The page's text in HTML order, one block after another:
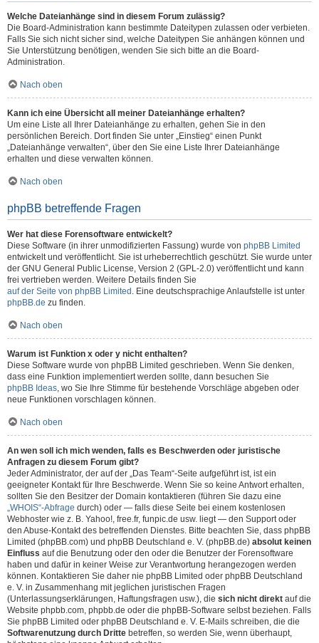
Welche Dateianhänge sind in diesem Forum zulässig?
Die Board-Administration kann bestimmte Dateitypen zulassen oder verbieten.
Falls Sie sich nicht sicher sind, welche Dateitypen Sie anhängen können und
Sie Unterstützung benötigen, wenden Sie sich bitte an die Board-
Administration.
Nach oben
Kann ich eine Übersicht all meiner Dateianhänge erhalten?
Um eine Liste all Ihrer Dateianhänge zu erhalten, gehen Sie in den
persönlichen Bereich. Dort finden Sie unter „Einstieg“ einen Punkt
„Dateianhänge verwalten“, über den Sie eine Liste Ihrer Dateianhänge
erhalten und diese verwalten können.
Nach oben
phpBB betreffende Fragen
Wer hat diese Forensoftware entwickelt?
Diese Software (in ihrer unmodifizierten Fassung) wurde von phpBB Limited
entwickelt und veröffentlicht. Sie ist urheberrechtlich geschützt. Sie wurde unter
der GNU General Public License, Version 2 (GPL-2.0) veröffentlicht und kann
frei vertrieben werden. Weitere Details finden Sie
auf der Seite von phpBB Limited . Eine deutschsprachige Anlaufstelle ist unter
phpBB.de zu finden.
Nach oben
Warum ist Funktion x oder y nicht enthalten?
Diese Software wurde von phpBB Limited geschrieben. Wenn Sie denken,
dass eine Funktion implementiert werden sollte, dann besuchen Sie
phpBB Ideas, wo Sie Ihre Stimme für bestehende Vorschläge abgeben oder
neue Funktionen vorschlagen können.
Nach oben
An wen soll ich mich wenden, falls es Beschwerden oder juristische
Anfragen zu diesem Forum gibt?
Jeder Administrator, der auf der „Das Team“-Seite aufgeführt ist, ist ein
geeigneter Kontakt für Ihre Beschwerde. Wenn Sie so keine Antwort erhalten,
sollten Sie den Besitzer der Domain kontaktieren (führen Sie dazu eine
„WHOIS“-Abfrage durch) oder — falls diese Seite bei einem kostenlosen
Webhoster wie z. B. Yahoo!, free.fr, funpic.de usw. liegt — den Support oder
den Abuse-Kontakt des betreffenden Dienstes. Bitte beachten Sie, dass phpBB
Limited (phpBB.com) und phpBB Deutschland e. V. (phpBB.de) absolut keinen
Einfluss auf die Benutzung oder den oder die Benutzer der Forensoftware
haben und dafür in keiner Weise zur Verantwortung herangezogen werden
können. Kontaktieren Sie daher nie phpBB Limited oder phpBB Deutschland
e. V. in Zusammenhang mit jeglichen juristischen Fragen
(Unterlassungserklärungen, Haftungsfragen usw.), die sich nicht direkt auf die
Website phpbb.com, phpbb.de oder die phpBB-Software selbst beziehen. Falls
Sie phpBB Limited oder phpBB Deutschland e. V. E-Mails schreiben, die die
Softwarenutzung durch Dritte betreffen, so werden Sie, wenn überhaupt,